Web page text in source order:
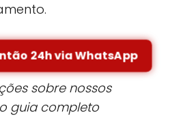
24h via WhatsApp
sobre nossos
guia completo